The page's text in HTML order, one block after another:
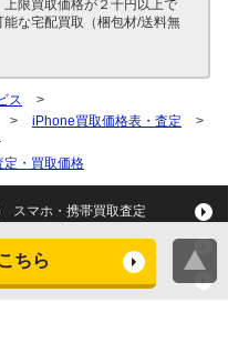
ちら
限買取価格が２千円以上で
な宅配買取（梱包材/送料無
ス
>
> iPhone買取価格表・査定
>
・買取価格
スマホ・携帯買取査定